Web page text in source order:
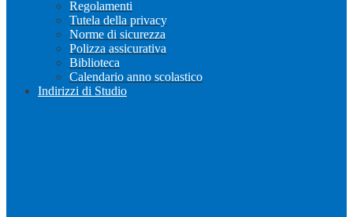
Regolamenti
Tutela della privacy
Norme di sicurezza
Polizza assicurativa
Biblioteca
Calendario anno scolastico
Indirizzi di Studio